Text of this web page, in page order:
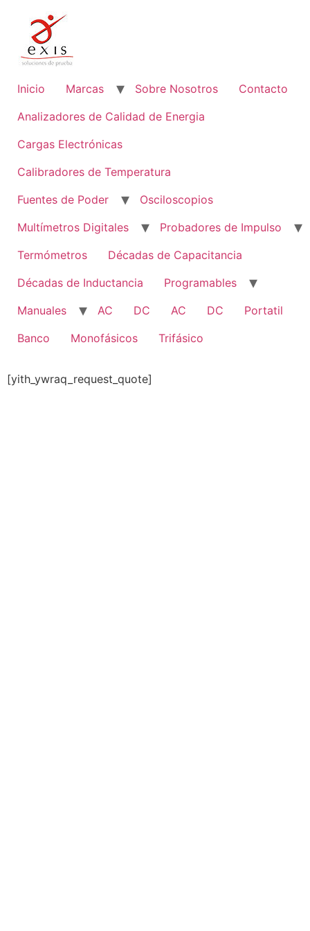
Inicio Marcas Sobre Nosotros
Contacto
Analizadores de Calidad de Energia
Cargas Electrónicas
Calibradores de Temperatura
Fuentes de Poder
Osciloscopios
Multímetros Digitales
Probadores de Impulso
Termómetros
Décadas de Capacitancia
Décadas de Inductancia
Programables
Manuales
AC DC AC DC
Portatil
Banco
Monofásicos Trifásico
[yith_ywraq_request_quote]